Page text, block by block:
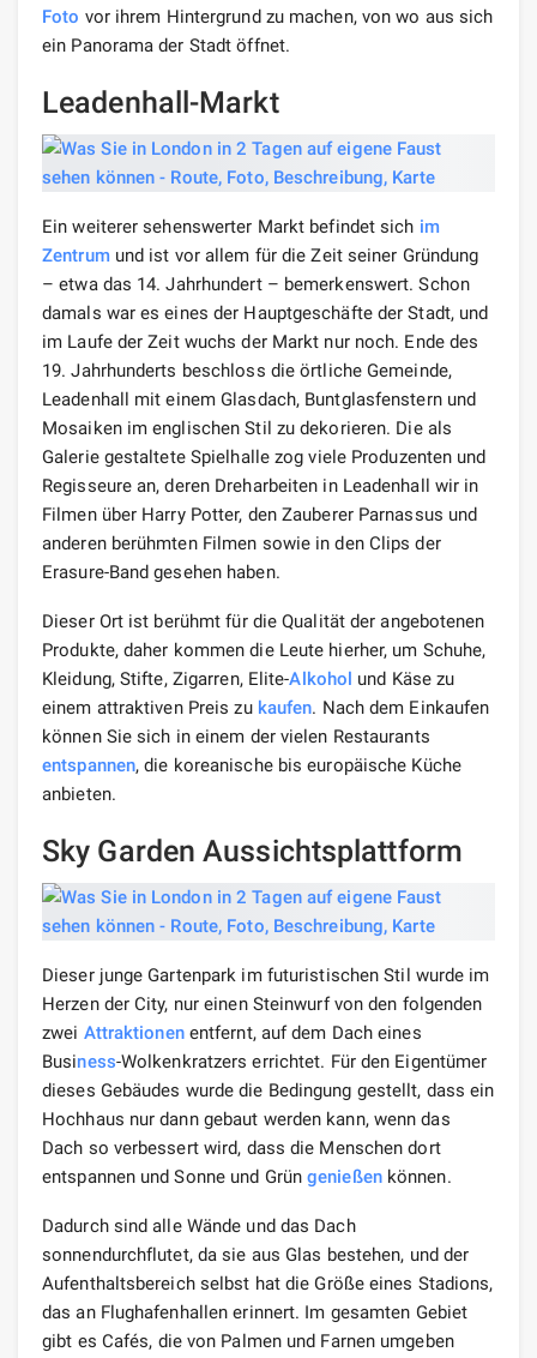
Foto vor ihrem Hintergrund zu machen, von wo aus sich
ein Panorama der Stadt öffnet.
Leadenhall-Markt
Ein weiterer sehenswerter Markt befindet sich im
Zentrumund ist vor allem für die Zeit seiner Gründung
– etwa das 14. Jahrhundert – bemerkenswert. Schon
damals war es eines der Hauptgeschäfte der Stadt, und
im Laufe der Zeit wuchs der Markt nur noch. Ende des
19. Jahrhunderts beschloss die örtliche Gemeinde,
Leadenhall mit einem Glasdach, Buntglasfenstern und
Mosaiken im englischen Stil zu dekorieren. Die als
Galerie gestaltete Spielhalle zog viele Produzenten und
Regisseure an, deren Dreharbeiten in Leadenhall wir in
Filmen über Harry Potter, den Zauberer Parnassus und
anderen berühmten Filmen sowie in den Clips der
Erasure-Band gesehen haben.
Dieser Ort ist berühmt für die Qualität der angebotenen
Produkte, daher kommen die Leute hierher, um Schuhe,
Kleidung, Stifte, Zigarren, Elite-Alkohol und Käse zu
einem attraktiven Preis zu kaufen. Nach dem Einkaufen
können Sie sich in einem der vielen Restaurants
entspannen, die koreanische bis europäische Küche
anbieten.
Sky Garden Aussichtsplattform
Dieser junge Gartenpark im futuristischen Stil wurde im
Herzen der City, nur einen Steinwurf von den folgenden
zwei Attraktionenentfernt, auf dem Dach eines
Business-Wolkenkratzers errichtet. Für den Eigentümer
dieses Gebäudes wurde die Bedingung gestellt, dass ein
Hochhaus nur dann gebaut werden kann, wenn das
Dach so verbessert wird, dass die Menschen dort
entspannen und Sonne und Grüngenießenkönnen.
Dadurch sind alle Wände und das Dach
sonnendurchflutet, da sie aus Glas bestehen, und der
Aufenthaltsbereich selbst hat die Größe eines Stadions,
das an Flughafenhallen erinnert. Im gesamten Gebiet
gibt es Cafés, die von Palmen und Farnen umgeben